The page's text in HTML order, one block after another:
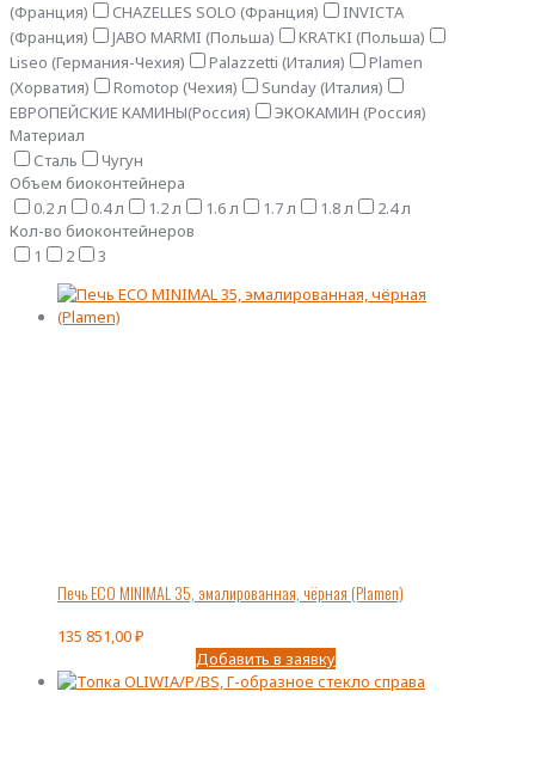
(Франция)
CHAZELLES SOLO (Франция)
INVICTA
(Франция)
JABO MARMI (Польша)
KRATKI (Польша)
Liseo (Германия-Чехия)
Palazzetti (Италия)
Plamen
(Хорватия)
Romotop (Чехия)
Sunday (Италия)
ЕВРОПЕЙСКИЕ КАМИНЫ(Россия)
ЭКОКАМИН (Россия)
Материал
Сталь
Чугун
Объем биоконтейнера
0.2 л
0.4 л 1.2 л 1.6 л 1.7 л 1.8 л
2.4 л
Кол-во биоконтейнеров
1
2 3
Печь ECO MINIMAL 35, эмалированная, чёрная (Plamen)
135 851,00₽
Добавить в заявку